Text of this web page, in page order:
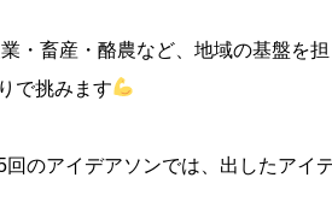
・畜産・酪農など、地域の基盤を
で挑みます
のアイデアソンでは、出したアイ